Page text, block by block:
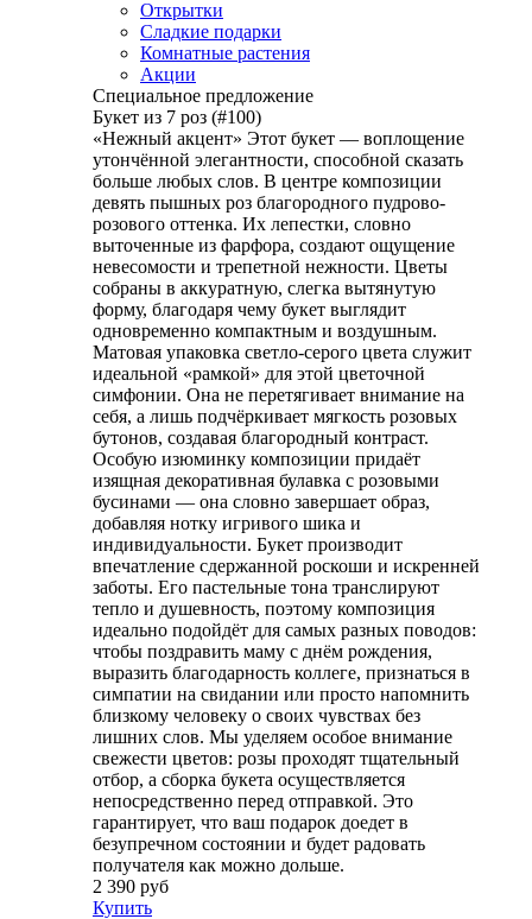
Открытки
Сладкие подарки
Комнатные растения
Акции
Специальное предложение
Букет из 7 роз (#100)
«Нежный акцент» Этот букет — воплощение
утончённой элегантности, способной сказать
больше любых слов. В центре композиции
девять пышных роз благородного пудрово-
розового оттенка. Их лепестки, словно
выточенные из фарфора, создают ощущение
невесомости и трепетной нежности. Цветы
собраны в аккуратную, слегка вытянутую
форму, благодаря чему букет выглядит
одновременно компактным и воздушным.
Матовая упаковка светло-серого цвета служит
идеальной «рамкой» для этой цветочной
симфонии. Она не перетягивает внимание на
себя, а лишь подчёркивает мягкость розовых
бутонов, создавая благородный контраст.
Особую изюминку композиции придаёт
изящная декоративная булавка с розовыми
бусинами — она словно завершает образ,
добавляя нотку игривого шика и
индивидуальности. Букет производит
впечатление сдержанной роскоши и искренней
заботы. Его пастельные тона транслируют
тепло и душевность, поэтому композиция
идеально подойдёт для самых разных поводов:
чтобы поздравить маму с днём рождения,
выразить благодарность коллеге, признаться в
симпатии на свидании или просто напомнить
близкому человеку о своих чувствах без
лишних слов. Мы уделяем особое внимание
свежести цветов: розы проходят тщательный
отбор, а сборка букета осуществляется
непосредственно перед отправкой. Это
гарантирует, что ваш подарок доедет в
безупречном состоянии и будет радовать
получателя как можно дольше.
2 390 руб
Купить